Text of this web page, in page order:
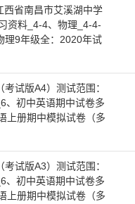
省南昌市艾溪湖中学
资料_4-4、物理_4-4-
理9年级全：2020年试
试版A4）测试范围：
、初中英语期中试卷多
上册期中模拟试卷（多
试版A3）测试范围：
、初中英语期中试卷多
上册期中模拟试卷（多